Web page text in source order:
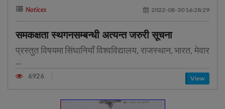
Notices 2022-08-30 16:28:29
समकक्षता स्थगनसम्बन्धी अत्यन्त जरुरी सूचना
प्रस्तुत विषयमा सिंघानियाँ विश्वविद्यालय, राजस्थान, भारत, मेवार
...
6926 View